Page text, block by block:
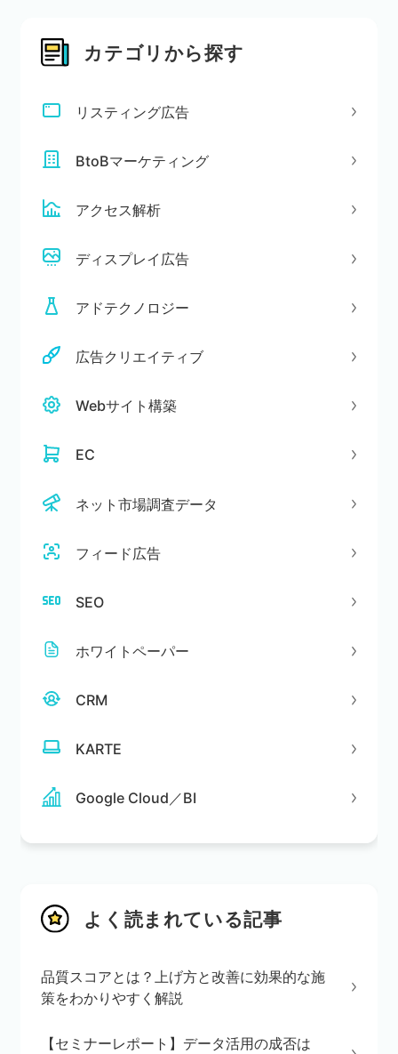
カテゴリから探す
リスティング広告
BtoBマーケティング
アクセス解析
ディスプレイ広告
アドテクノロジー
広告クリエイティブ
Webサイト構築
EC
ネット市場調査データ
フィード広告
SEO
ホワイトペーパー
CRM
KARTE
Google Cloud／BI
よく読まれている記事
品質スコアとは？上げ方と改善に効果的な施
策をわかりやすく解説
【セミナーレポート】データ活用の成否は